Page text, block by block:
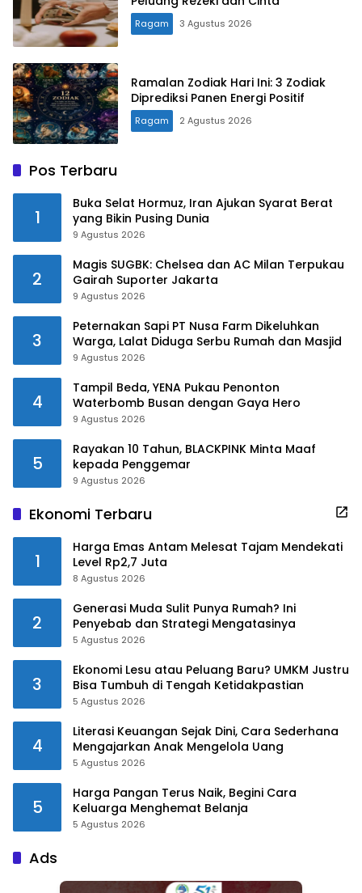
Ragam 3 Agustus 2026
Ramalan Zodiak Hari Ini: 3 Zodiak
Diprediksi Panen Energi Positif
Ragam 2 Agustus 2026
Pos Terbaru
1
Buka Selat Hormuz, Iran Ajukan Syarat Berat
yang Bikin Pusing Dunia
9 Agustus 2026
2
Magis SUGBK: Chelsea dan AC Milan Terpukau
Gairah Suporter Jakarta
9 Agustus 2026
3
Peternakan Sapi PT Nusa Farm Dikeluhkan
Warga, Lalat Diduga Serbu Rumah dan Masjid
9 Agustus 2026
4
Tampil Beda, YENA Pukau Penonton
Waterbomb Busan dengan Gaya Hero
9 Agustus 2026
5
Rayakan 10 Tahun, BLACKPINK Minta Maaf
kepada Penggemar
9 Agustus 2026
Ekonomi Terbaru
1
Harga Emas Antam Melesat Tajam Mendekati
Level Rp2,7 Juta
8 Agustus 2026
2
Generasi Muda Sulit Punya Rumah? Ini
Penyebab dan Strategi Mengatasinya
5 Agustus 2026
3
Ekonomi Lesu atau Peluang Baru? UMKM Justru
Bisa Tumbuh di Tengah Ketidakpastian
5 Agustus 2026
4
Literasi Keuangan Sejak Dini, Cara Sederhana
Mengajarkan Anak Mengelola Uang
5 Agustus 2026
5
Harga Pangan Terus Naik, Begini Cara
Keluarga Menghemat Belanja
5 Agustus 2026
Ads